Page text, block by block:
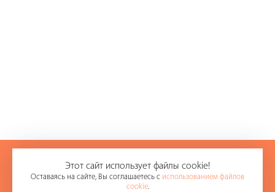
+7 (978) 109-96-09
8 (8692) 55-95-05
Этот сайт использует файлы cookie!
Оставаясь на сайте, Вы соглашаетесь с использованием файлов
cookie.